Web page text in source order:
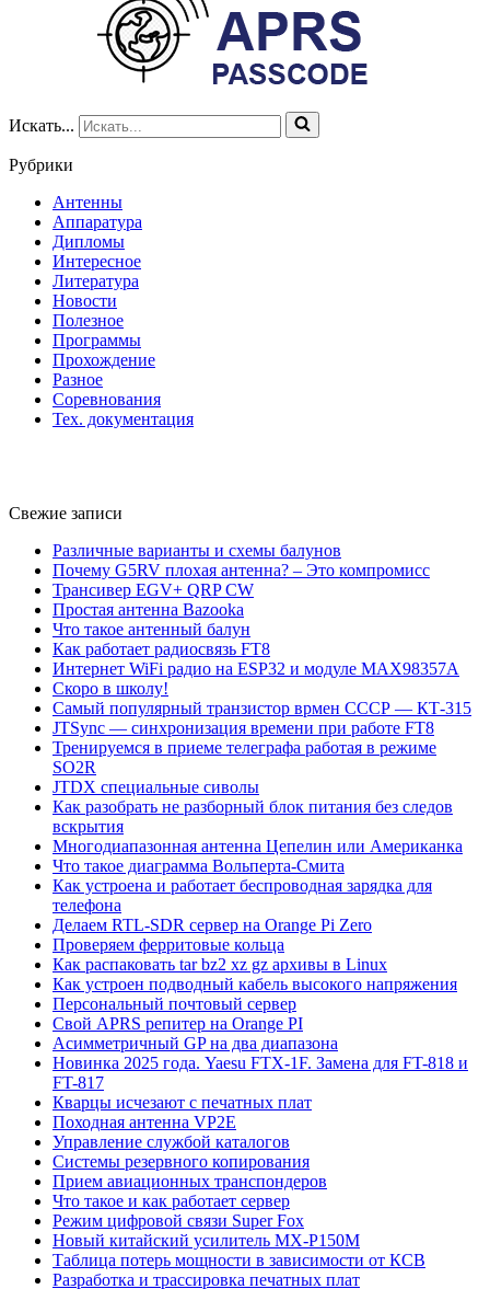
Искать...
Рубрики
Антенны
Аппаратура
Дипломы
Интересное
Литература
Новости
Полезное
Программы
Прохождение
Разное
Соревнования
Тех. документация
Свежие записи
Различные варианты и схемы балунов
Почему G5RV плохая антенна? – Это компромисс
Трансивер EGV+ QRP CW
Простая антенна Bazooka
Что такое антенный балун
Как работает радиосвязь FT8
Интернет WiFi радио на ESP32 и модуле MAX98357A
Скоро в школу!
Самый популярный транзистор врмен СССР — КТ-315
JTSync — синхронизация времени при работе FT8
Тренируемся в приеме телеграфа работая в режиме
SO2R
JTDX специальные сиволы
Как разобрать не разборный блок питания без следов
вскрытия
Многодиапазонная антенна Цепелин или Американка
Что такое диаграмма Вольперта-Смита
Как устроена и работает беспроводная зарядка для
телефона
Делаем RTL-SDR сервер на Orange Pi Zero
Проверяем ферритовые кольца
Как распаковать tar bz2 xz gz архивы в Linux
Как устроен подводный кабель высокого напряжения
Персональный почтовый сервер
Свой APRS репитер на Orange PI
Асимметричный GP на два диапазона
Новинка 2025 года. Yaesu FTX-1F. Замена для FT-818 и
FT-817
Кварцы исчезают с печатных плат
Походная антенна VP2E
Управление службой каталогов
Системы резервного копирования
Прием авиационных транспондеров
Что такое и как работает сервер
Режим цифровой связи Super Fox
Новый китайский усилитель MX-P150M
Таблица потерь мощности в зависимости от КСВ
Разработка и трассировка печатных плат